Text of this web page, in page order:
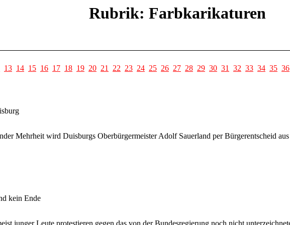
Rubrik: Farbkarikaturen
13 14 15 16 17 18 19 20 21 22 23 24 25 26 27 28 29 30 31 32 33 34 35 36
Mehrheit wird Duisburgs Oberbürgermeister Adolf Sauerland per Bürgerentscheid
kein Ende